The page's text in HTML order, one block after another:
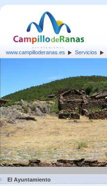
www.campilloderanas.es Servicios
El Ayuntamiento